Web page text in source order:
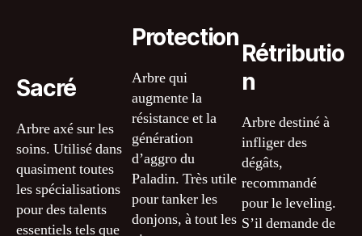
Sacré
Arbre axé sur les
soins. Utilisé dans
quasiment toutes
les spécialisations
pour des talents
essentiels tels que
Protection
Arbre qui
augmente la
résistance et la
génération
d’aggro du
Paladin. Très utile
pour tanker les
donjons, à tout les
Rétributio
n
Arbre destiné à
infliger des
dégâts,
recommandé
pour le leveling.
S’il demande de